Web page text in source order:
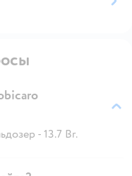
- 13.7 Br.